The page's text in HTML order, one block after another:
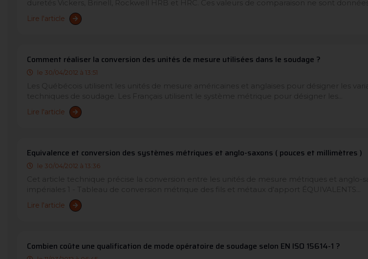
Lire l'article
Comment réaliser la conversion des unités de mesure utilisées dans le soudage ?
le 30/04/2012 à 13:51
Lire l'article
Equivalence et conversion des systèmes métriques et anglo-saxons ( pouces et millimètres )
le 30/04/2012 à 13:36
Lire l'article
Combien coûte une qualification de mode opératoire de soudage selon EN ISO 15614-1 ?